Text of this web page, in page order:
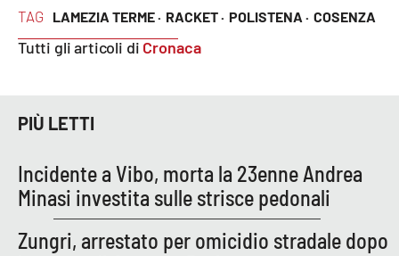
TAG LAMEZIA TERME · RACKET · POLISTENA · COSENZA
Tutti gli articoli di Cronaca
PIÙ LETTI
Incidente a Vibo, morta la 23enne Andrea
Minasi investita sulle strisce pedonali
Zungri, arrestato per omicidio stradale dopo